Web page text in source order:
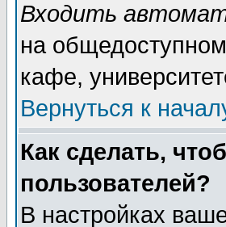
Входить
на
кафе,
Вернуться к
Как сделать,
пользователей?
В настройках